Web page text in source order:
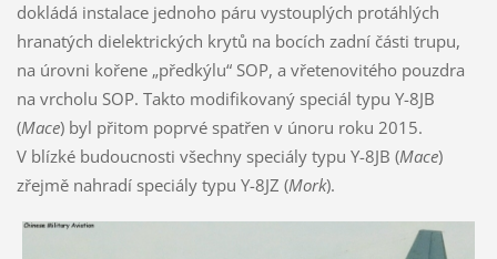
dokládá instalace jednoho páru vystouplých protáhlých
hranatých dielektrických krytů na bocích zadní části trupu,
na úrovni kořene „předkýlu“ SOP, a vřetenovitého pouzdra
na vrcholu SOP. Takto modifikovaný speciál typu Y-8JB
(Mace) byl přitom poprvé spatřen v únoru roku 2015.
V blízké budoucnosti všechny speciály typu Y-8JB (Mace)
zřejmě nahradí speciály typu Y-8JZ (Mork).